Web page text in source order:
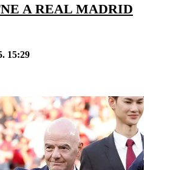
A REAL MADRID
15:29